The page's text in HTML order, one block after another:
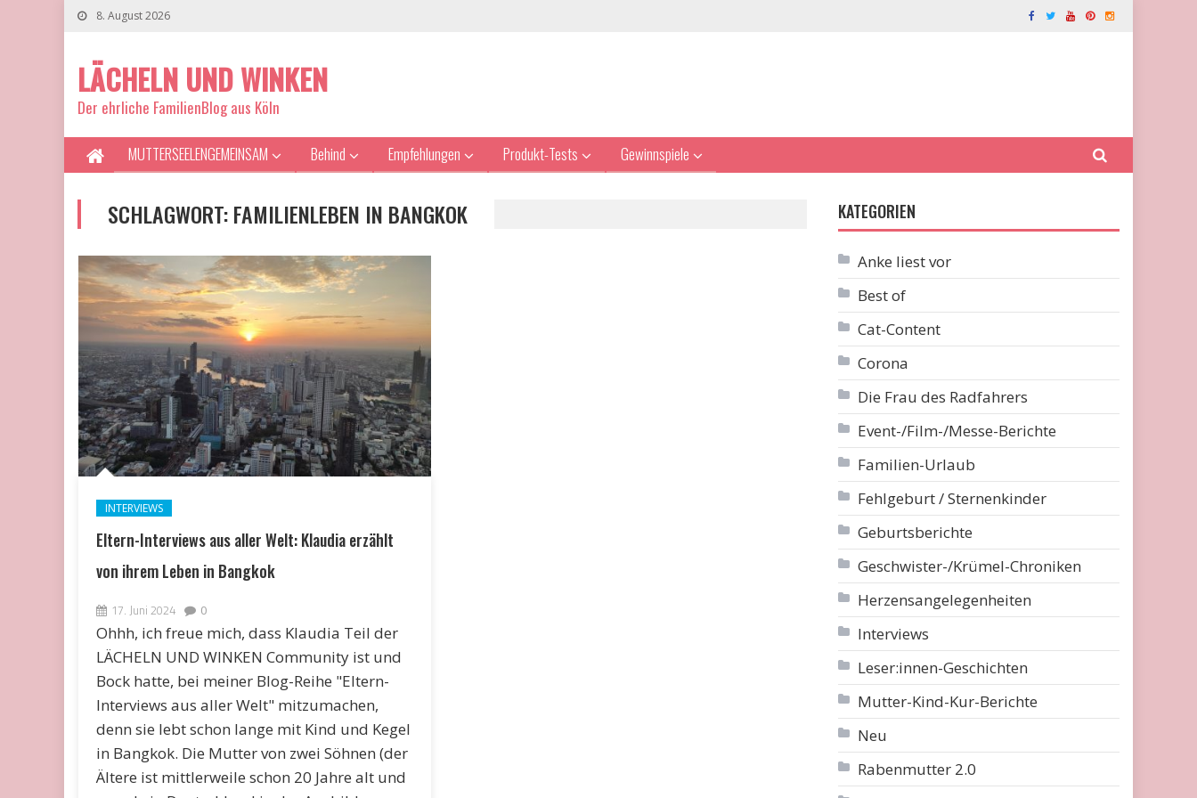
8. August 2026
LÄCHELN UND WINKEN
Der ehrliche FamilienBlog aus Köln
MUTTERSEELENGEMEINSAM Behind Empfehlungen Produkt-Tests Gewinnspiele
SCHLAGWORT:FAMILIENLEBEN IN BANGKOK
INTERVIEWS
Eltern-Interviews aus aller Welt: Klaudia erzählt
von ihrem Leben in Bangkok
17. Juni 2024 0
Ohhh, ich freue mich, dass Klaudia Teil der
LÄCHELN UND WINKEN Community ist und
Bock hatte, bei meiner Blog-Reihe "Eltern-
Interviews aus aller Welt" mitzumachen,
denn sie lebt schon lange mit Kind und Kegel
in Bangkok. Die Mutter von zwei Söhnen (der
Ältere ist mittlerweile schon 20 Jahre alt und
KATEGORIEN
Anke liest vor
Best of
Cat-Content
Corona
Die Frau des Radfahrers
Event-/Film-/Messe-Berichte
Familien-Urlaub
Fehlgeburt / Sternenkinder
Geburtsberichte
Geschwister-/Krümel-Chroniken
Herzensangelegenheiten
Interviews
Leser:innen-Geschichten
Mutter-Kind-Kur-Berichte
Neu
Rabenmutter 2.0